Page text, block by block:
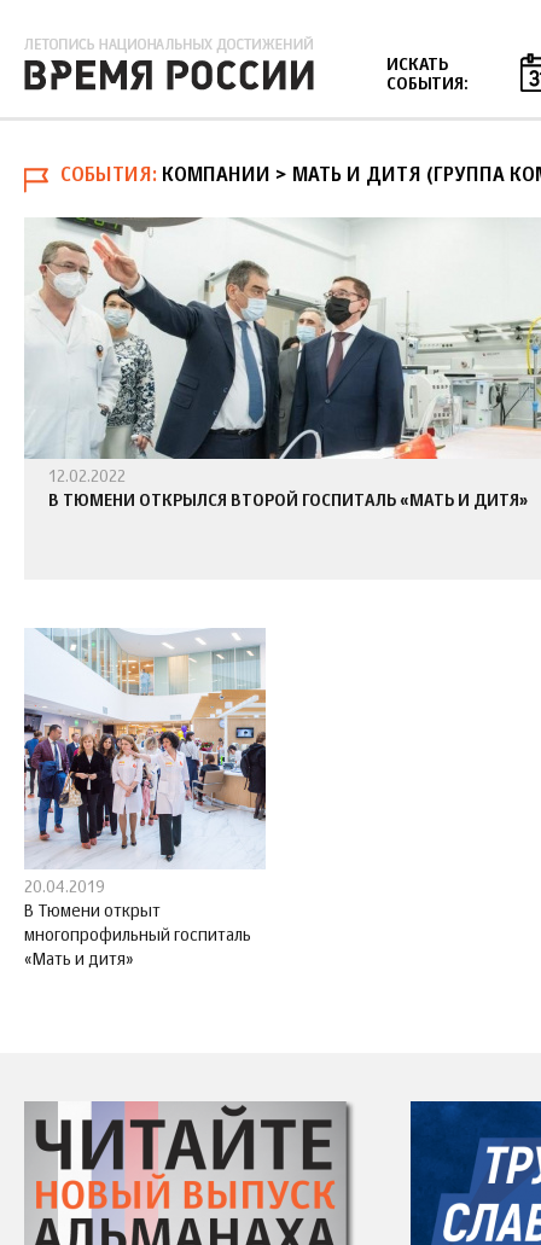
ИСКАТЬ
СОБЫТИЯ:
СОБЫТИЯ КОМПАНИИ > МАТЬ И ДИТЯ (ГРУППА
12.02.2022
В ТЮМЕНИ ОТКРЫЛСЯ ВТОРОЙ ГОСПИТАЛЬ «МАТЬ И ДИТЯ»
20.04.2019
В Тюмени открыт
многопрофильный госпиталь
«Мать и дитя»